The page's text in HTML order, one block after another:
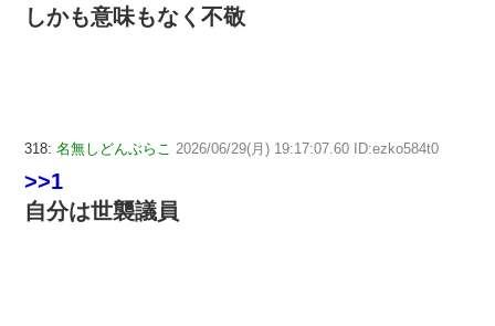
しかも意味もなく不敬
318: 名無しどんぶらこ 2026/06/29(月) 19:17:07.60 ID:ezko584t0
>>1
自分は世襲議員